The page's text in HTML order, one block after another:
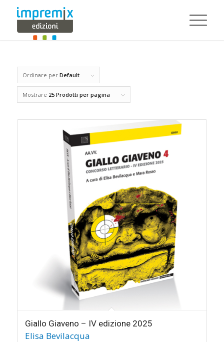
Ordinare per Default
Mostrare 25 Prodotti per pagina
Giallo Giaveno – IV edizione 2025
Elisa Bevilacqua